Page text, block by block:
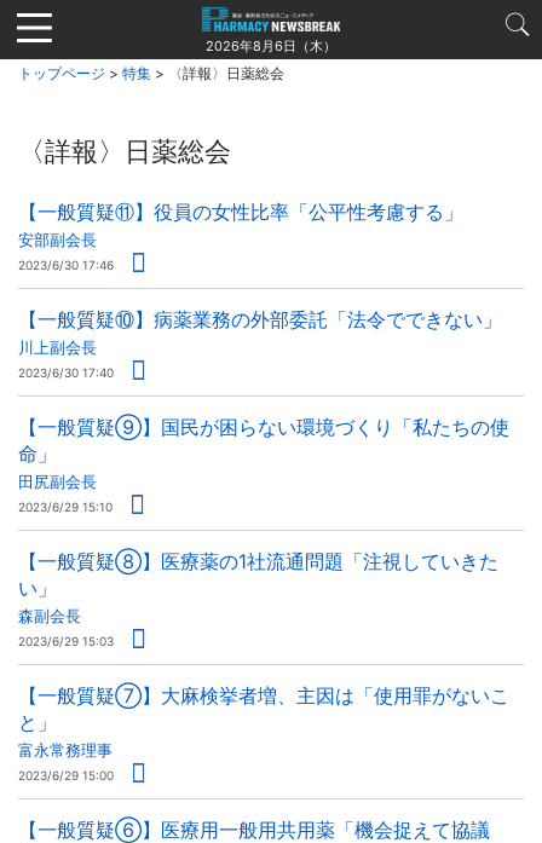
Jump
to
navigation
2026年8月6日（木）
トップページ > 特集 > 〈詳報〉日薬総会
〈詳報〉日薬総会
【一般質疑⑪】役員の女性比率「公平性考慮する」
安部副会長
2023/6/30 17:46
【一般質疑⑩】病薬業務の外部委託「法令でできない」
川上副会長
2023/6/30 17:40
【一般質疑⑨】国民が困らない環境づくり「私たちの使
命」
田尻副会長
2023/6/29 15:10
【一般質疑⑧】医療薬の1社流通問題「注視していきた
い」
森副会長
2023/6/29 15:03
【一般質疑⑦】大麻検挙者増、主因は「使用罪がないこ
と」
富永常務理事
2023/6/29 15:00
【一般質疑⑥】医療用一般用共用薬「機会捉えて協議